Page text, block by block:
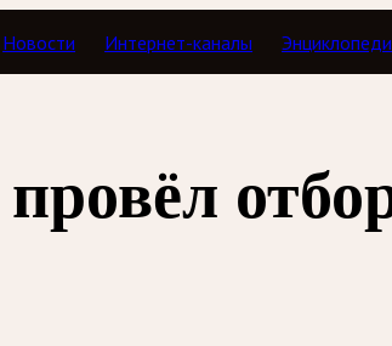
Новости Интернет-каналы